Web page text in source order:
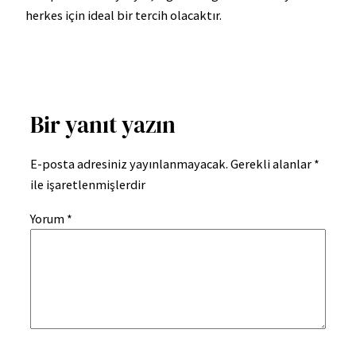
herkes için ideal bir tercih olacaktır.
Bir yanıt yazın
E-posta adresiniz yayınlanmayacak. Gerekli alanlar *
ile işaretlenmişlerdir
Yorum *